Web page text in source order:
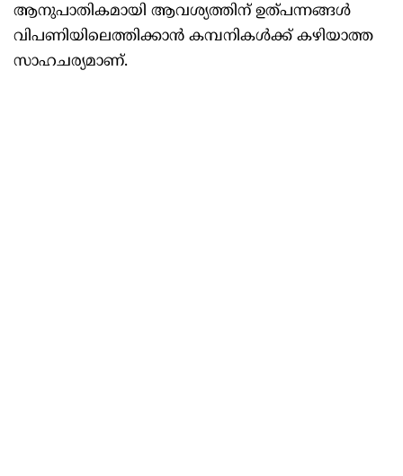
ആനുപാതികമായി ആവശ്യത്തിന് ഉത്പന്നങ്ങള്‍
വിപണിയിലെത്തിക്കാൻ കമ്പനികള്‍ക്ക് കഴിയാത്ത
സാഹചര്യമാണ്.